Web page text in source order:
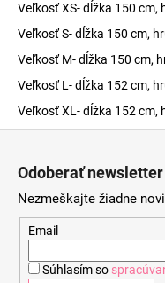
Veľkosť XS- dĺžka 150 cm,
Veľkosť S- dĺžka 150 cm,
Veľkosť M- dĺžka 150 cm,
Veľkosť L- dĺžka 152 cm,
Veľkosť XL- dĺžka 152 cm,
Odoberať newsletter
Nezmeškajte žiadne
Email
Súhlasím so